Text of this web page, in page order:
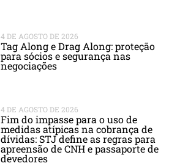
4 DE AGOSTO DE 2026
Tag Along e Drag Along: proteção
para sócios e segurança nas
negociações
4 DE AGOSTO DE 2026
Fim do impasse para o uso de
medidas atípicas na cobrança de
dívidas: STJ define as regras para
apreensão de CNH e passaporte de
devedores